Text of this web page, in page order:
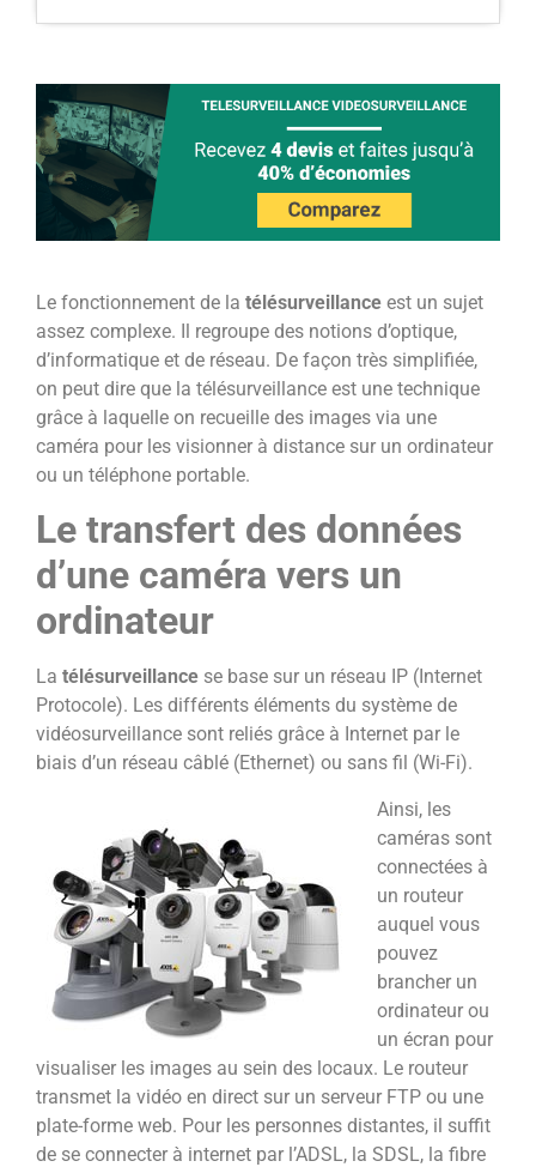
Le fonctionnement de la télésurveillance est un sujet
assez complexe. Il regroupe des notions d’optique,
d’informatique et de réseau. De façon très simplifiée,
on peut dire que la télésurveillance est une technique
grâce à laquelle on recueille des images via une
caméra pour les visionner à distance sur un ordinateur
ou un téléphone portable.
Le transfert des données
d’une caméra vers un
ordinateur
La télésurveillance se base sur un réseau IP (Internet
Protocole). Les différents éléments du système de
vidéosurveillance sont reliés grâce à Internet par le
biais d’un réseau câblé (Ethernet) ou sans fil (Wi-Fi).
Ainsi, les
caméras sont
connectées à
un routeur
auquel vous
pouvez
brancher un
ordinateur ou
un écran pour
visualiser les images au sein des locaux. Le routeur
transmet la vidéo en direct sur un serveur FTP ou une
plate-forme web. Pour les personnes distantes, il suffit
de se connecter à internet par l’ADSL, la SDSL, la fibre